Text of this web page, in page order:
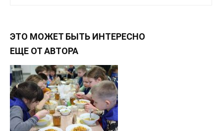
ЭТО МОЖЕТ БЫТЬ ИНТЕРЕСНО
ЕЩЕ ОТ АВТОРА